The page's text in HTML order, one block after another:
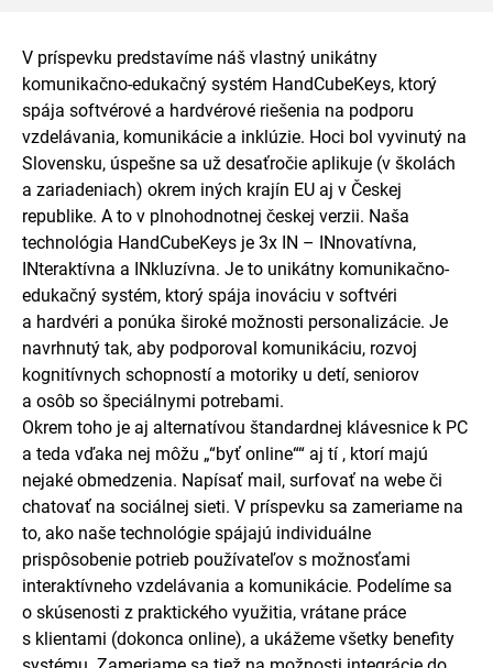
V príspevku predstavíme náš vlastný unikátny
komunikačno-edukačný systém HandCubeKeys, ktorý
spája softvérové a hardvérové riešenia na podporu
vzdelávania, komunikácie a inklúzie. Hoci bol vyvinutý na
Slovensku, úspešne sa už desaťročie aplikuje (v školách
a zariadeniach) okrem iných krajín EU aj v Českej
republike. A to v plnohodnotnej českej verzii. Naša
technológia HandCubeKeys je 3x IN – INnovatívna,
INteraktívna a INkluzívna. Je to unikátny komunikačno-
edukačný systém, ktorý spája inováciu v softvéri
a hardvéri a ponúka široké možnosti personalizácie. Je
navrhnutý tak, aby podporoval komunikáciu, rozvoj
kognitívnych schopností a motoriky u detí, seniorov
a osôb so špeciálnymi potrebami.
Okrem toho je aj alternatívou štandardnej klávesnice k PC
a teda vďaka nej môžu „“byť online““ aj tí , ktorí majú
nejaké obmedzenia. Napísať mail, surfovať na webe či
chatovať na sociálnej sieti. V príspevku sa zameriame na
to, ako naše technológie spájajú individuálne
prispôsobenie potrieb používateľov s možnosťami
interaktívneho vzdelávania a komunikácie. Podelíme sa
o skúsenosti z praktického využitia, vrátane práce
s klientami (dokonca online), a ukážeme všetky benefity